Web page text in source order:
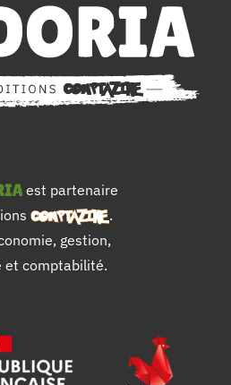
est partenaire
.
gestion,
et comptabilité.